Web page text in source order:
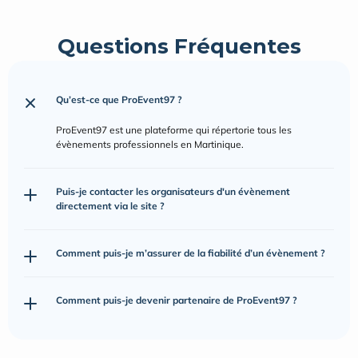
Questions Fréquentes
Qu’est-ce que ProEvent97 ?
ProEvent97 est une plateforme qui répertorie tous les
évènements professionnels en Martinique.
Puis-je contacter les organisateurs d'un évènement
directement via le site ?
Comment puis-je m’assurer de la fiabilité d’un évènement ?
Comment puis-je devenir partenaire de ProEvent97 ?